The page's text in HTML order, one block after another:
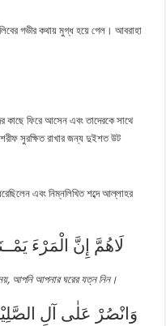
গভীর কথায় মুগ্ধ হয়ে গেল। আবরাহা
কাছে ফিরে আসেন এবং তাদেরকে সাথে
শরীফ সুরক্ষিত রাখার জন্য দুইশত উট
এবং নিম্নলিখিত শব্দে আল্লাহর
لَاهُمَّ إِنَّ الْمَرْءَ
আপনি আপনার ঘরের যত্ন নিন।
وَانْصُرْ عَلٰى آلِ